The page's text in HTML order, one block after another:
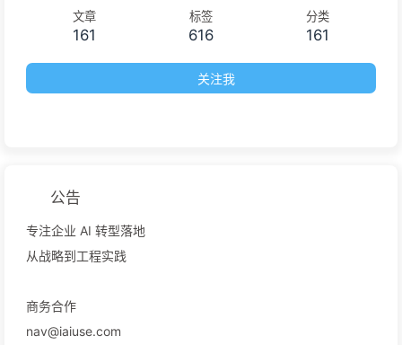
文章
161
标签
616
分类
161
关注我
公告
专注企业 AI 转型落地
从战略到工程实践
商务合作
nav@iaiuse.com